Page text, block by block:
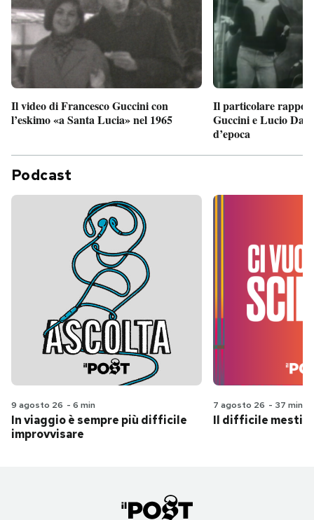
Il video di Francesco Guccini con
l’eskimo «a Santa Lucia» nel 1965
Il particolare
Guccini e Lucio
d’epoca
Podcast
9 agosto 26 - 6 min
In viaggio è sempre più difficile
improvvisare
7 agosto 26 - 37 min
Il difficile